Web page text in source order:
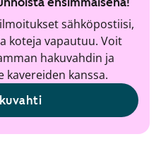
sähköpostiisi,
koteja vapautuu. Voit
hakuvahdin ja
kavereiden kanssa.